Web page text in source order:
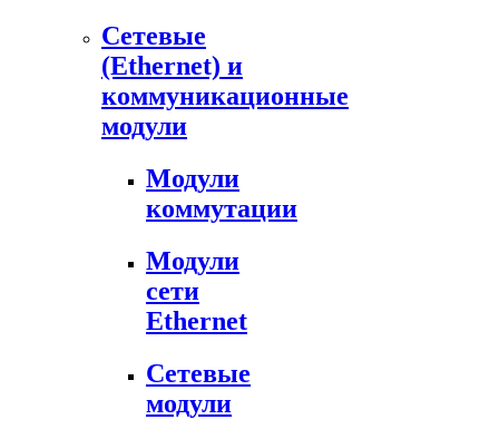
Сетевые
(Ethernet) и
коммуникационные
модули
Модули
коммутации
Модули
сети
Ethernet
Сетевые
модули